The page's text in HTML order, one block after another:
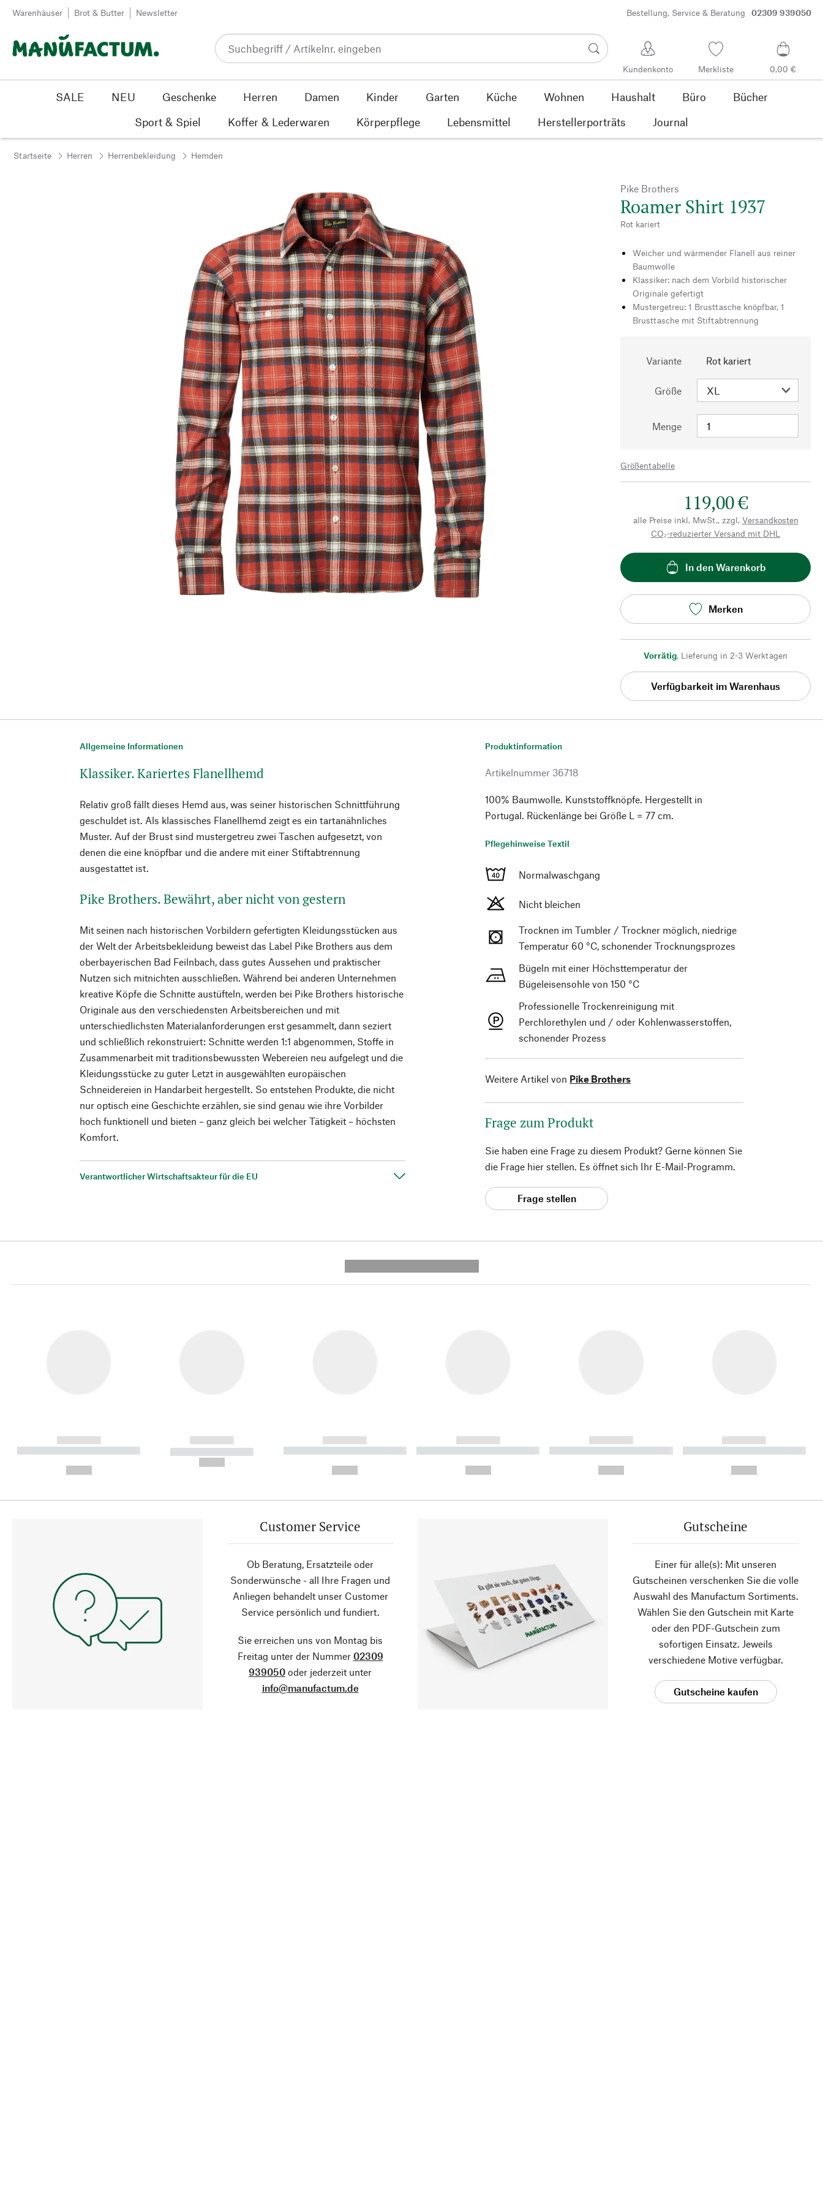
Zum Inhalt springen
Warenhäuser Brot & Butter Newsletter Bestellung, Service & Beratung 02309 939050
Kundenkonto Merkliste 0,00 €
SALE NEU Geschenke Herren Damen Kinder Garten Küche Wohnen Haushalt Büro
Bücher
Sport & Spiel
Koffer & Lederwaren Körperpflege Lebensmittel Herstellerporträts Journal
Startseite Herren Herrenbekleidung Hemden
Pike Brothers
Roamer Shirt 1937
Rot kariert
Weicher und wärmender Flanell aus reiner
Baumwolle
Klassiker: nach dem Vorbild historischer
Originale gefertigt
Mustergetreu: 1 Brusttasche knöpfbar, 1
Brusttasche mit Stiftabtrennung
Variante Rot kariert
Größe
Menge
Größentabelle
119,00 €
alle Preise inkl. MwSt., zzgl. Versandkosten
CO₂-reduzierter Versand mit DHL
In den Warenkorb
Merken
Vorrätig, Lieferung in 2-3 Werktagen
Verfügbarkeit im Warenhaus
Allgemeine Informationen
Klassiker. Kariertes Flanellhemd
Relativ groß fällt dieses Hemd aus, was seiner historischen Schnittführung
geschuldet ist. Als klassisches Flanellhemd zeigt es ein tartanähnliches
Muster. Auf der Brust sind mustergetreu zwei Taschen aufgesetzt, von
denen die eine knöpfbar und die andere mit einer Stiftabtrennung
ausgestattet ist.
Pike Brothers. Bewährt, aber nicht von gestern
Mit seinen nach historischen Vorbildern gefertigten Kleidungsstücken aus
der Welt der Arbeitsbekleidung beweist das Label Pike Brothers aus dem
oberbayerischen Bad Feilnbach, dass gutes Aussehen und praktischer
Nutzen sich mitnichten ausschließen. Während bei anderen Unternehmen
kreative Köpfe die Schnitte austüfteln, werden bei Pike Brothers historische
Originale aus den verschiedensten Arbeitsbereichen und mit
unterschiedlichsten Materialanforderungen erst gesammelt, dann seziert
und schließlich rekonstruiert: Schnitte werden 1:1 abgenommen, Stoffe in
Zusammenarbeit mit traditionsbewussten Webereien neu aufgelegt und die
Kleidungsstücke zu guter Letzt in ausgewählten europäischen
Schneidereien in Handarbeit hergestellt. So entstehen Produkte, die nicht
nur optisch eine Geschichte erzählen, sie sind genau wie ihre Vorbilder
hoch funktionell und bieten – ganz gleich bei welcher Tätigkeit – höchsten
Komfort.
Verantwortlicher Wirtschaftsakteur für die EU
Produktinformation
Artikelnummer 36718
100% Baumwolle. Kunststoffknöpfe. Hergestellt in
Portugal. Rückenlänge bei Größe L = 77 cm.
Pflegehinweise Textil
Normalwaschgang
Nicht bleichen
Trocknen im Tumbler / Trockner möglich, niedrige
Temperatur 60 °C, schonender Trocknungsprozes
Bügeln mit einer Höchsttemperatur der
Bügeleisensohle von 150 °C
Professionelle Trockenreinigung mit
Perchlorethylen und / oder Kohlenwasserstoffen,
schonender Prozess
Weitere Artikel von Pike Brothers
Frage zum Produkt
Sie haben eine Frage zu diesem Produkt? Gerne können Sie
die Frage hier stellen. Es öffnet sich Ihr E-Mail-Programm.
Frage stellen
------------
----------- ----------- ----------
------------
----------- -----------
------------
----------- ----------- ----------
------------
----------- ----------- ----------
------------
----------- ----------- ----------
------------
----------- ----------- ----------
Customer Service
Ob Beratung, Ersatzteile oder
Sonderwünsche - all Ihre Fragen und
Anliegen behandelt unser Customer
Service persönlich und fundiert.
Sie erreichen uns von Montag bis
Freitag unter der Nummer 02309
939050 oder jederzeit unter
info@manufactum.de
Gutscheine
Einer für alle(s): Mit unseren
Gutscheinen verschenken Sie die volle
Auswahl des Manufactum Sortiments.
Wählen Sie den Gutschein mit Karte
oder den PDF-Gutschein zum
sofortigen Einsatz. Jeweils
verschiedene Motive verfügbar.
Gutscheine kaufen